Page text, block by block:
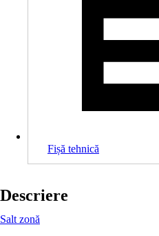
Fișă tehnică
Descriere
Salt zonă